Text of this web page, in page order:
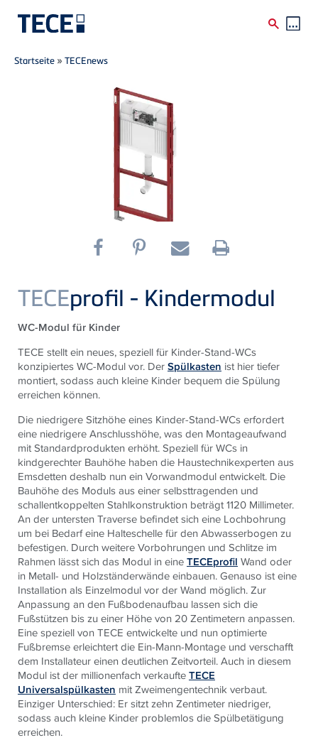
Direkt zum Inhalt
Breadcrumb
Startseite »TECEnews
TECEprofil - Kindermodul
WC-Modul für Kinder
TECE stellt ein neues, speziell für Kinder-Stand-WCs
konzipiertes WC-Modul vor. DerSpülkasten ist hier tiefer
montiert, sodass auch kleine Kinder bequem die Spülung
erreichen können.
Die niedrigere Sitzhöhe eines Kinder-Stand-WCs erfordert
eine niedrigere Anschlusshöhe, was den Montageaufwand
mit Standardprodukten erhöht. Speziell für WCs in
kindgerechter Bauhöhe haben die Haustechnikexperten aus
Emsdetten deshalb nun ein Vorwandmodul entwickelt. Die
Bauhöhe des Moduls aus einer selbsttragenden und
schallentkoppelten Stahlkonstruktion beträgt 1120 Millimeter.
An der untersten Traverse befindet sich eine Lochbohrung
um bei Bedarf eine Halteschelle für den Abwasserbogen zu
befestigen. Durch weitere Vorbohrungen und Schlitze im
Rahmen lässt sich das Modul in eineTECEprofil Wand oder
in Metall- und Holzständerwände einbauen. Genauso ist eine
Installation als Einzelmodul vor der Wand möglich. Zur
Anpassung an den Fußbodenaufbau lassen sich die
Fußstützen bis zu einer Höhe von 20 Zentimetern anpassen.
Eine speziell von TECE entwickelte und nun optimierte
Fußbremse erleichtert die Ein-Mann-Montage und verschafft
dem Installateur einen deutlichen Zeitvorteil. Auch in diesem
Modul ist der millionenfach verkaufteTECE
Universalspülkasten mit Zweimengentechnik verbaut.
Einziger Unterschied: Er sitzt zehn Zentimeter niedriger,
sodass auch kleine Kinder problemlos die Spülbetätigung
erreichen.